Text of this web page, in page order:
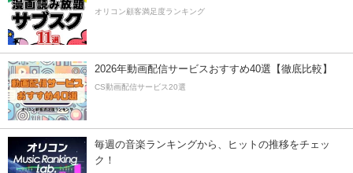
オリコン顧客満足度ランキング
2026年動画配信サービスおすすめ40選【徹底比較】
CS動画配信サービス20選
毎週の音楽ランキングから、ヒットの推移をチェッ
ク！